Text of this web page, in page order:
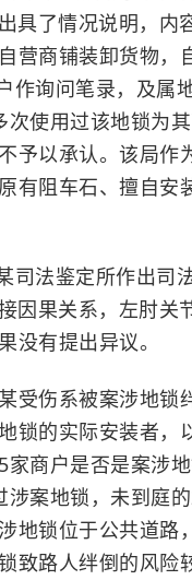
具了情况说明，内
营商铺装卸货物，
作询问笔录，及属
使用过该地锁为
予以承认。该局作
有阻车石、擅自安
司法鉴定所作出司
因果关系，左肘关
没有提出异议。
受伤系被案涉地锁
锁的实际安装者，
商户是否是案涉
案地锁，未到庭
地锁位于公共道路
致路人绊倒的风险